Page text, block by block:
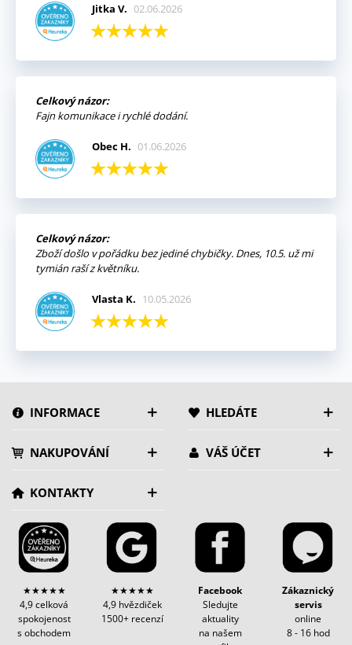
Jitka V. 02.06.2026
Celkový názor:
Fajn komunikace i rychlé dodání.
Obec H. 01.06.2026
Celkový názor:
Zboží došlo v pořádku bez jediné chybičky. Dnes, 10.5. už mi
tymián raší z květníku.
Vlasta K. 10.05.2026
INFORMACE HLEDÁTE
NAKUPOVÁNÍ VÁŠ ÚČET
KONTAKTY
★★★★★
4,9 celková
spokojenost
s obchodem
★★★★★
4,9 hvězdiček
1500+ recenzí
Facebook
Sledujte
aktuality
na našem
Zákaznický
servis
online
8 - 16 hod